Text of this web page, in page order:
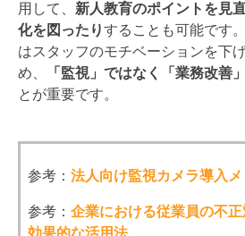
用して、 新人教育のポイントを見
化を図ったりすることも可能です
はスタッフのモチベーションを下
め、
「監視」ではなく「業務改善
とが重要です。
参考： 法人向け監視カメラ導入メ
参考： 企業における従業員の不